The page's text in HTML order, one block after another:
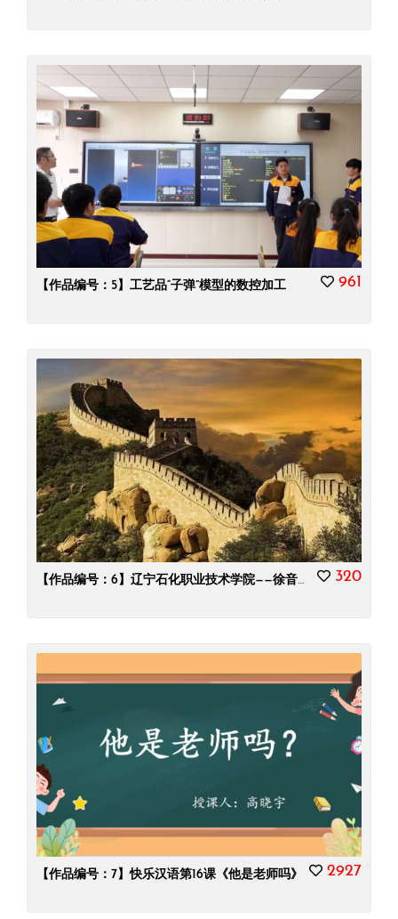
961
【作品编号：5】工艺品“子弹”模型的数控加工
320
【作品编号：6】辽宁石化职业技术学院——徐音——中国概况课之中国人文之旅
2927
【作品编号：7】快乐汉语第16课《他是老师吗》